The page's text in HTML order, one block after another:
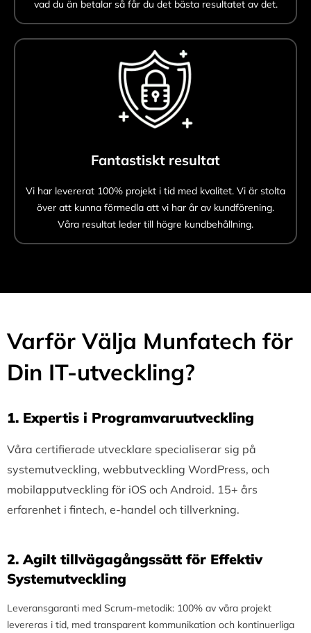
vad du än betalar så får du det bästa resultatet av det.
Fantastiskt resultat
Vi har levererat 100% projekt i tid med kvalitet. Vi är stolta
över att kunna förmedla att vi har år av kundförening.
Våra resultat leder till högre kundbehållning.
Varför Välja Munfatech för
Din IT-utveckling?
1.⁠ ⁠Expertis i Programvaruutveckling
Våra certifierade utvecklare specialiserar sig på
systemutveckling, webbutveckling WordPress, och
mobilapputveckling för iOS och Android. 15+ års
erfarenhet i fintech, e-handel och tillverkning.
2.⁠ ⁠Agilt tillvägagångssätt för Effektiv
Systemutveckling
Leveransgaranti med Scrum-metodik: 100% av våra projekt
levereras i tid, med transparent kommunikation och kontinuerliga